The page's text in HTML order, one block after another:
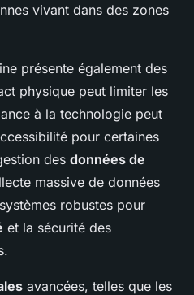
vivant dans des zones
présente également des
physique peut limiter les
à la technologie peut
pour certaines
des données de
massive de données
robustes pour
et la sécurité des
avancées, telles que les